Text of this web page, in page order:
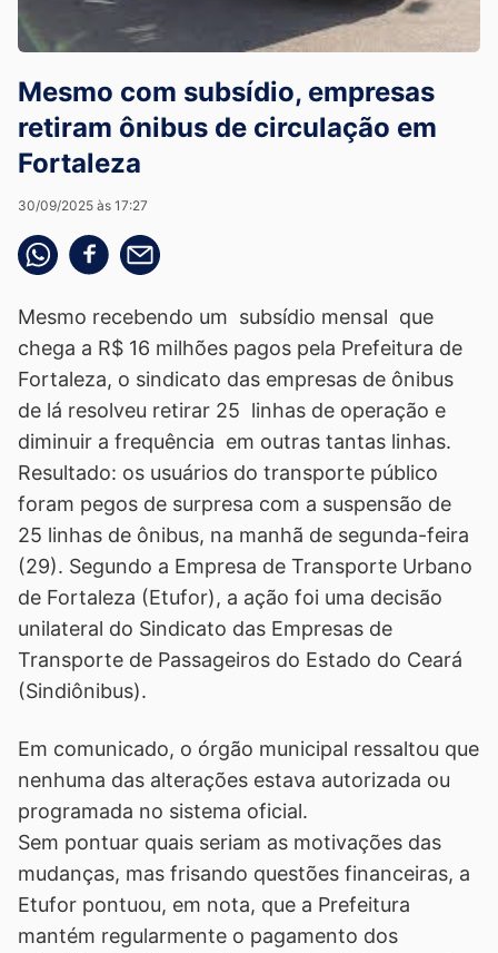
Mesmo com subsídio, empresas
retiram ônibus de circulação em
Fortaleza
30/09/2025 às 17:27
Compartilhe pelo whatsapp
Compartilhar no facebook
Compartilhe pelo email
Mesmo recebendo um subsídio mensal que
chega a R$ 16 milhões pagos pela Prefeitura de
Fortaleza, o sindicato das empresas de ônibus
de lá resolveu retirar 25 linhas de operação e
diminuir a frequência em outras tantas linhas.
Resultado: os usuários do transporte público
foram pegos de surpresa com a suspensão de
25 linhas de ônibus, na manhã de segunda-feira
(29). Segundo a Empresa de Transporte Urbano
de Fortaleza (Etufor), a ação foi uma decisão
unilateral do Sindicato das Empresas de
Transporte de Passageiros do Estado do Ceará
(Sindiônibus).
Em comunicado, o órgão municipal ressaltou que
nenhuma das alterações estava autorizada ou
programada no sistema oficial.
Sem pontuar quais seriam as motivações das
mudanças, mas frisando questões financeiras, a
Etufor pontuou, em nota, que a Prefeitura
mantém regularmente o pagamento dos